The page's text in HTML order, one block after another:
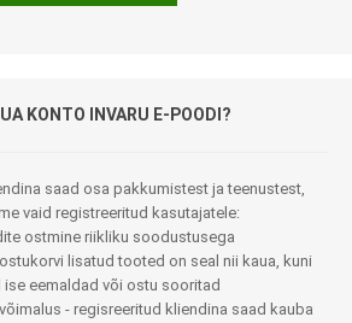
KONTO INVARU E-POODI?
saad osa pakkumistest ja teenustest,
vaid registreeritud kasutajatele:
ostmine riikliku soodustusega
lisatud tooted on seal nii kaua, kuni
ise eemaldad või ostu sooritad
- regisreeritud kliendina saad kauba